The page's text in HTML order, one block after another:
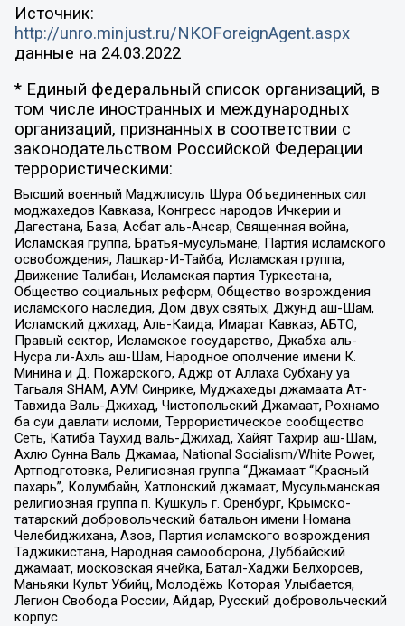
Источник:
http://unro.minjust.ru/NKOForeignAgent.aspx
данные на 24.03.2022
* Единый федеральный список организаций, в
том числе иностранных и международных
организаций, признанных в соответствии с
законодательством Российской Федерации
террористическими:
Высший военный Маджлисуль Шура Объединенных сил
моджахедов Кавказа, Конгресс народов Ичкерии и
Дагестана, База, Асбат аль-Ансар, Священная война,
Исламская группа, Братья-мусульмане, Партия исламского
освобождения, Лашкар-И-Тайба, Исламская группа,
Движение Талибан, Исламская партия Туркестана,
Общество социальных реформ, Общество возрождения
исламского наследия, Дом двух святых, Джунд аш-Шам,
Исламский джихад, Аль-Каида, Имарат Кавказ, АБТО,
Правый сектор, Исламское государство, Джабха аль-
Нусра ли-Ахль аш-Шам, Народное ополчение имени К.
Минина и Д. Пожарского, Аджр от Аллаха Субхану уа
Тагьаля SHAM, АУМ Синрике, Муджахеды джамаата Ат-
Тавхида Валь-Джихад, Чистопольский Джамаат, Рохнамо
ба суи давлати исломи, Террористическое сообщество
Сеть, Катиба Таухид валь-Джихад, Хайят Тахрир аш-Шам,
Ахлю Сунна Валь Джамаа, National Socialism/White Power,
Артподготовка, Религиозная группа “Джамаат “Красный
пахарь”, Колумбайн, Хатлонский джамаат, Мусульманская
религиозная группа п. Кушкуль г. Оренбург, Крымско-
татарский добровольческий батальон имени Номана
Челебиджихана, Азов, Партия исламского возрождения
Таджикистана, Народная самооборона, Дуббайский
джамаат, московская ячейка, Батал-Хаджи Белхороев,
Маньяки Культ Убийц, Молодёжь Которая Улыбается,
Легион Свобода России, Айдар, Русский добровольческий
корпус